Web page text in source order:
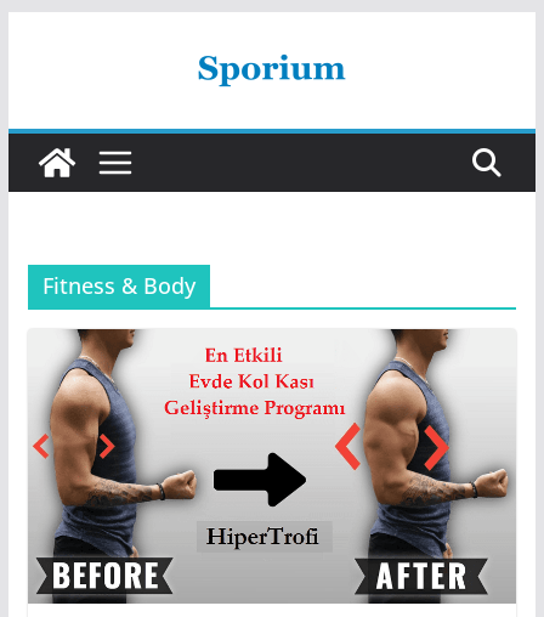
Fitness & Body